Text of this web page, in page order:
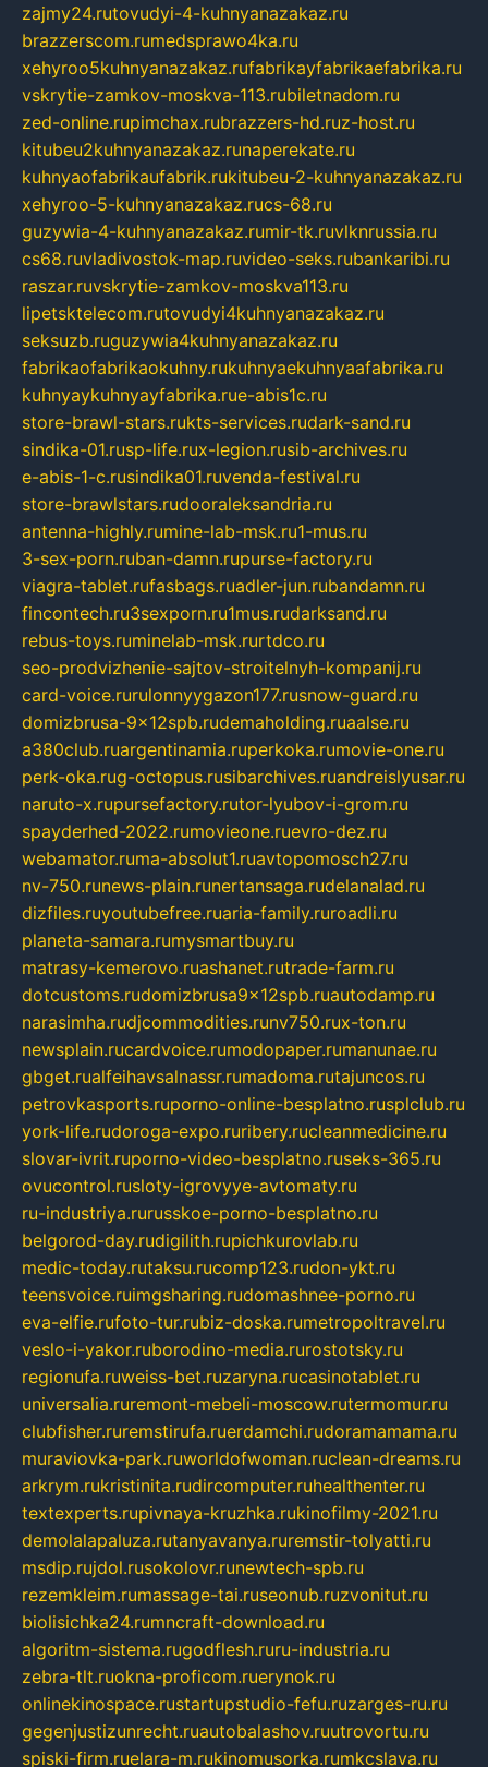
zajmy24.rutovudyi-4-kuhnyanazakaz.ru
brazzerscom.rumedsprawo4ka.ru
xehyroo5kuhnyanazakaz.rufabrikayfabrikaefabrika.ru
vskrytie-zamkov-moskva-113.rubiletnadom.ru
zed-online.rupimchax.rubrazzers-hd.ruz-host.ru
kitubeu2kuhnyanazakaz.runaperekate.ru
kuhnyaofabrikaufabrik.rukitubeu-2-kuhnyanazakaz.ru
xehyroo-5-kuhnyanazakaz.rucs-68.ru
guzywia-4-kuhnyanazakaz.rumir-tk.ruvlknrussia.ru
cs68.ruvladivostok-map.ruvideo-seks.rubankaribi.ru
raszar.ruvskrytie-zamkov-moskva113.ru
lipetsktelecom.rutovudyi4kuhnyanazakaz.ru
seksuzb.ruguzywia4kuhnyanazakaz.ru
fabrikaofabrikaokuhny.rukuhnyaekuhnyaafabrika.ru
kuhnyaykuhnyayfabrika.rue-abis1c.ru
store-brawl-stars.rukts-services.rudark-sand.ru
sindika-01.rusp-life.rux-legion.rusib-archives.ru
e-abis-1-c.rusindika01.ruvenda-festival.ru
store-brawlstars.rudooraleksandria.ru
antenna-highly.rumine-lab-msk.ru1-mus.ru
3-sex-porn.ruban-damn.rupurse-factory.ru
viagra-tablet.rufasbags.ruadler-jun.rubandamn.ru
fincontech.ru3sexporn.ru1mus.rudarksand.ru
rebus-toys.ruminelab-msk.rurtdco.ru
seo-prodvizhenie-sajtov-stroitelnyh-kompanij.ru
card-voice.rurulonnyygazon177.rusnow-guard.ru
domizbrusa-9x12spb.rudemaholding.ruaalse.ru
a380club.ruargentinamia.ruperkoka.rumovie-one.ru
perk-oka.rug-octopus.rusibarchives.ruandreislyusar.ru
naruto-x.rupursefactory.rutor-lyubov-i-grom.ru
spayderhed-2022.rumovieone.ruevro-dez.ru
webamator.ruma-absolut1.ruavtopomosch27.ru
nv-750.runews-plain.runertansaga.rudelanalad.ru
dizfiles.ruyoutubefree.ruaria-family.ruroadli.ru
planeta-samara.rumysmartbuy.ru
matrasy-kemerovo.ruashanet.rutrade-farm.ru
dotcustoms.rudomizbrusa9x12spb.ruautodamp.ru
narasimha.rudjcommodities.runv750.rux-ton.ru
newsplain.rucardvoice.rumodopaper.rumanunae.ru
gbget.rualfeihavsalnassr.rumadoma.rutajuncos.ru
petrovkasports.ruporno-online-besplatno.rusplclub.ru
york-life.rudoroga-expo.ruribery.rucleanmedicine.ru
slovar-ivrit.ruporno-video-besplatno.ruseks-365.ru
ovucontrol.rusloty-igrovyye-avtomaty.ru
ru-industriya.rurusskoe-porno-besplatno.ru
belgorod-day.rudigilith.rupichkurovlab.ru
medic-today.rutaksu.rucomp123.rudon-ykt.ru
teensvoice.ruimgsharing.rudomashnee-porno.ru
eva-elfie.rufoto-tur.rubiz-doska.rumetropoltravel.ru
veslo-i-yakor.ruborodino-media.rurostotsky.ru
regionufa.ruweiss-bet.ruzaryna.rucasinotablet.ru
universalia.ruremont-mebeli-moscow.rutermomur.ru
clubfisher.ruremstirufa.ruerdamchi.rudoramamama.ru
muraviovka-park.ruworldofwoman.ruclean-dreams.ru
arkrym.rukristinita.rudircomputer.ruhealthenter.ru
textexperts.rupivnaya-kruzhka.rukinofilmy-2021.ru
demolalapaluza.rutanyavanya.ruremstir-tolyatti.ru
msdip.rujdol.rusokolovr.runewtech-spb.ru
rezemkleim.rumassage-tai.ruseonub.ruzvonitut.ru
biolisichka24.rumncraft-download.ru
algoritm-sistema.rugodflesh.ruru-industria.ru
zebra-tlt.ruokna-proficom.ruerynok.ru
onlinekinospace.rustartupstudio-fefu.ruzarges-ru.ru
gegenjustizunrecht.ruautobalashov.ruutrovortu.ru
spiski-firm.ruelara-m.rukinomusorka.rumkcslava.ru